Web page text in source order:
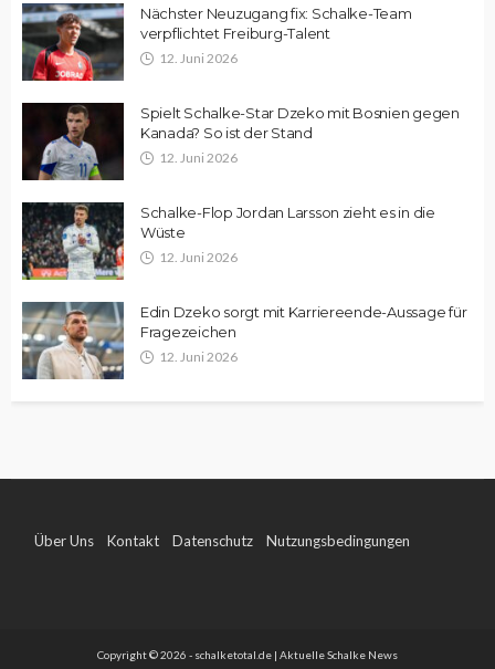
Nächster Neuzugang fix: Schalke-Team
verpflichtet Freiburg-Talent
12. Juni 2026
Spielt Schalke-Star Dzeko mit Bosnien gegen
Kanada? So ist der Stand
12. Juni 2026
Schalke-Flop Jordan Larsson zieht es in die
Wüste
12. Juni 2026
Edin Dzeko sorgt mit Karriereende-Aussage für
Fragezeichen
12. Juni 2026
Über Uns Kontakt Datenschutz Nutzungsbedingungen
Copyright © 2026 - schalketotal.de | Aktuelle Schalke News